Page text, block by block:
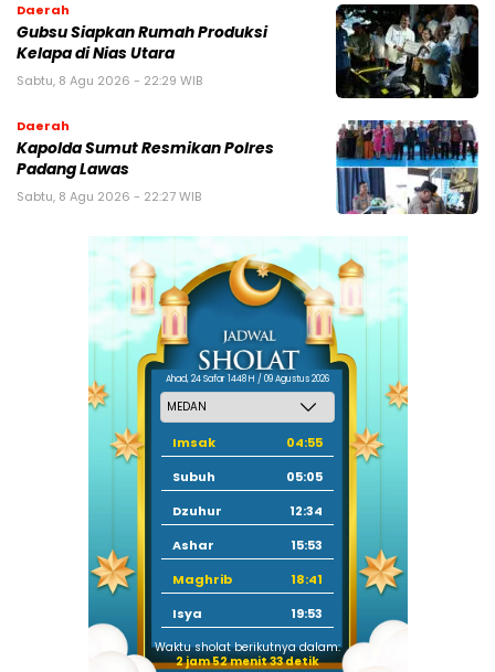
Daerah
Gubsu Siapkan Rumah Produksi
Kelapa di Nias Utara
Sabtu, 8 Agu 2026 - 22:29 WIB
Daerah
Kapolda Sumut Resmikan Polres
Padang Lawas
Sabtu, 8 Agu 2026 - 22:27 WIB
Ahad, 24 Safar 1448 H / 09 Agustus 2026
Imsak
04:55
Subuh
05:05
Dzuhur
12:34
Ashar
15:53
Maghrib
18:41
Isya
19:53
Waktu sholat berikutnya dalam:
2 jam 52 menit 32 detik